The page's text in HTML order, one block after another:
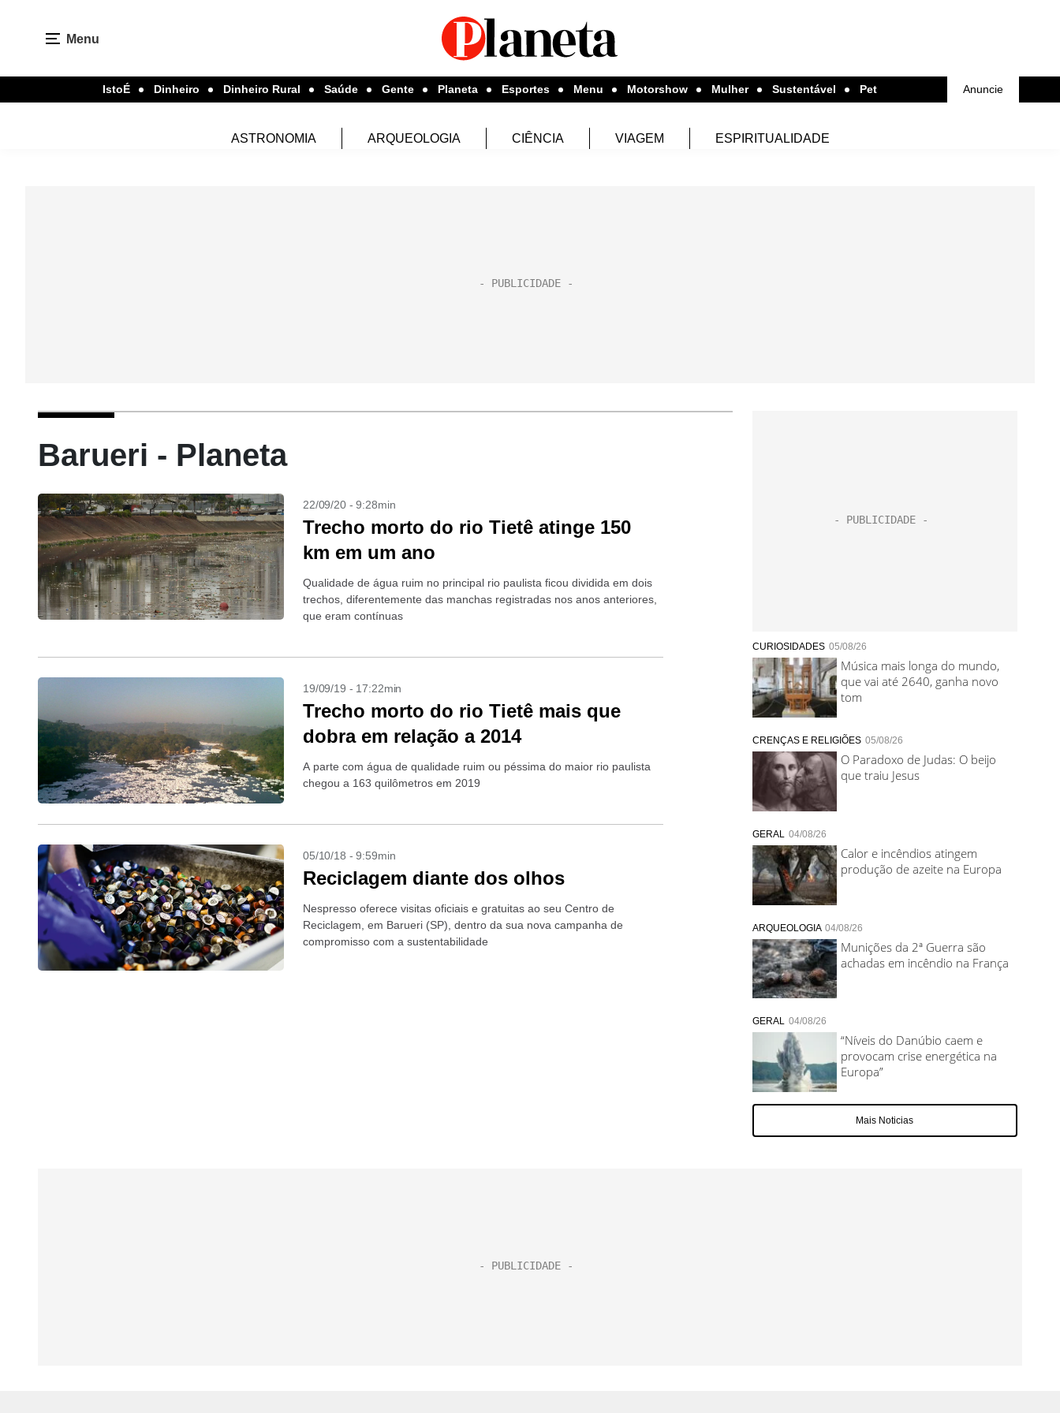
Menu
IstoÉ Dinheiro Dinheiro Rural Saúde Gente Planeta Esportes Menu Motorshow Mulher Sustentável Pet Anuncie
ASTRONOMIA ARQUEOLOGIA CIÊNCIA VIAGEM ESPIRITUALIDADE
Barueri - Planeta
22/09/20 - 9:28min
Trecho morto do rio Tietê atinge 150
km em um ano
Qualidade de água ruim no principal rio paulista ficou dividida em dois
trechos, diferentemente das manchas registradas nos anos anteriores,
que eram contínuas
19/09/19 - 17:22min
Trecho morto do rio Tietê mais que
dobra em relação a 2014
A parte com água de qualidade ruim ou péssima do maior rio paulista
chegou a 163 quilômetros em 2019
05/10/18 - 9:59min
Reciclagem diante dos olhos
Nespresso oferece visitas oficiais e gratuitas ao seu Centro de
Reciclagem, em Barueri (SP), dentro da sua nova campanha de
compromisso com a sustentabilidade
CURIOSIDADES 05/08/26
Música mais longa do mundo,
que vai até 2640, ganha novo
tom
CRENÇAS E RELIGIÕES 05/08/26
O Paradoxo de Judas: O beijo
que traiu Jesus
GERAL 04/08/26
Calor e incêndios atingem
produção de azeite na Europa
ARQUEOLOGIA 04/08/26
Munições da 2ª Guerra são
achadas em incêndio na França
GERAL 04/08/26
“Níveis do Danúbio caem e
provocam crise energética na
Europa”
Mais Noticias